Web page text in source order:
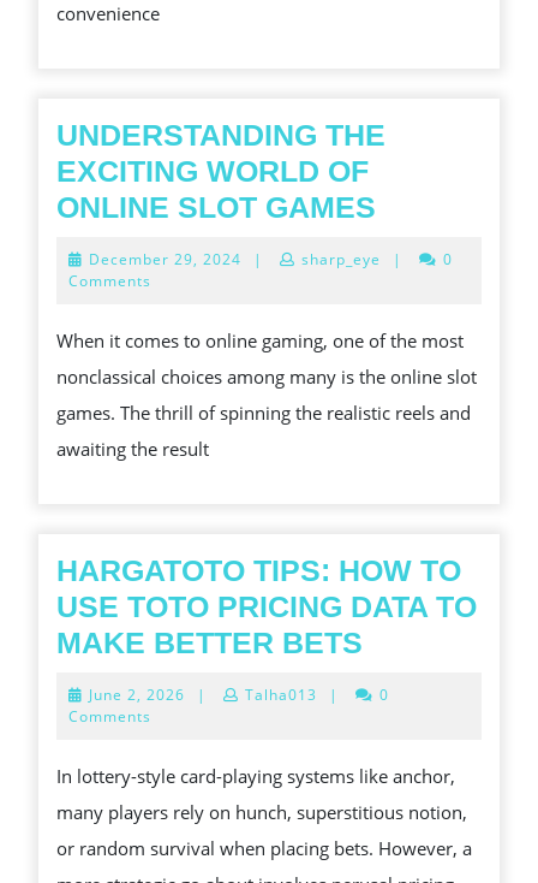
convenience
UNDERSTANDING THE
EXCITING WORLD OF
ONLINE SLOT GAMES
EXCITING
OF
ONLINE
SLOT
December 29, 2024 December
| sharp_eye |
0
Comments
When it comes to online gaming, one of the most
nonclassical choices among many is the online slot
games. The thrill of spinning the realistic reels and
awaiting the result
HARGATOTO TIPS: HOW TO
USE TOTO PRICING DATA TO
MAKE BETTER BETS
USE
TOTO
PRICING
June 2, 2026 June
| Talha013 |
0
Comments
In lottery-style card-playing systems like anchor,
many players rely on hunch, superstitious notion,
or random survival when placing bets. However, a